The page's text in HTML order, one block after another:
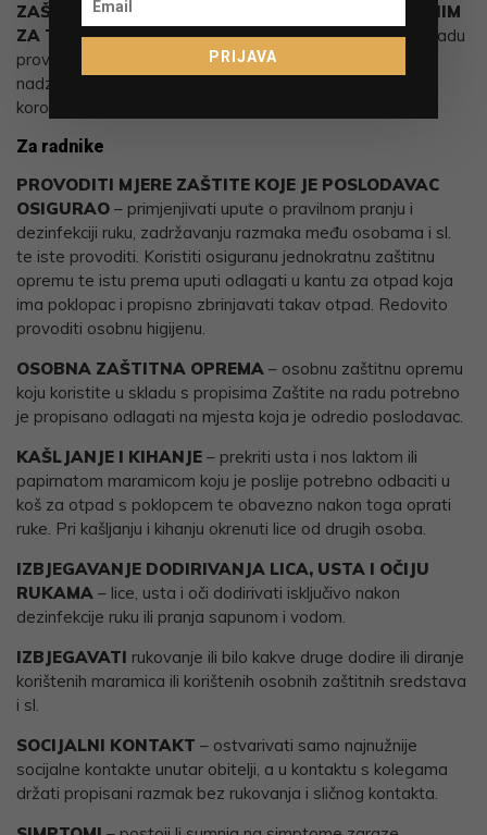
ZAŠTITE NA RADU I DRUGIM OSOBAMA ZADUŽENIM
ZA TAKVE POSLOVE– osigurati stručnjaku zaštite na radu
provođenje češćih unutarnjih nadzora, kao i provođenje
nadzora pridržavanja mjera za sprječavanje širenja
koronavirusa.
Za radnike
PROVODITI MJERE ZAŠTITE KOJE JE POSLODAVAC
OSIGURAO – primjenjivati upute o pravilnom pranju i
dezinfekciji ruku, zadržavanju razmaka među osobama i sl.
te iste provoditi. Koristiti osiguranu jednokratnu zaštitnu
opremu te istu prema uputi odlagati u kantu za otpad koja
ima poklopac i propisno zbrinjavati takav otpad. Redovito
provoditi osobnu higijenu.
OSOBNA ZAŠTITNA OPREMA – osobnu zaštitnu opremu
koju koristite u skladu s propisima Zaštite na radu potrebno
je propisano odlagati na mjesta koja je odredio poslodavac.
KAŠLJANJE I KIHANJE – prekriti usta i nos laktom ili
papirnatom maramicom koju je poslije potrebno odbaciti u
koš za otpad s poklopcem te obavezno nakon toga oprati
ruke. Pri kašljanju i kihanju okrenuti lice od drugih osoba.
IZBJEGAVANJE DODIRIVANJA LICA, USTA I OČIJU
RUKAMA – lice, usta i oči dodirivati isključivo nakon
dezinfekcije ruku ili pranja sapunom i vodom.
IZBJEGAVATI rukovanje ili bilo kakve druge dodire ili diranje
korištenih maramica ili korištenih osobnih zaštitnih sredstava
i sl.
SOCIJALNI KONTAKT – ostvarivati samo najnužnije
socijalne kontakte unutar obitelji, a u kontaktu s kolegama
držati propisani razmak bez rukovanja i sličnog kontakta.
PRIJAVA